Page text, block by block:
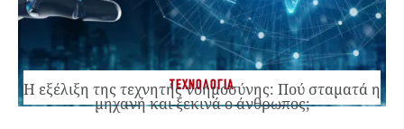
ΤΕΧΝΟΛΟΓΙΑ
Η εξέλιξη της τεχνητής νοημοσύνης: Πού σταματά η
μηχανή και ξεκινά ο άνθρωπος;